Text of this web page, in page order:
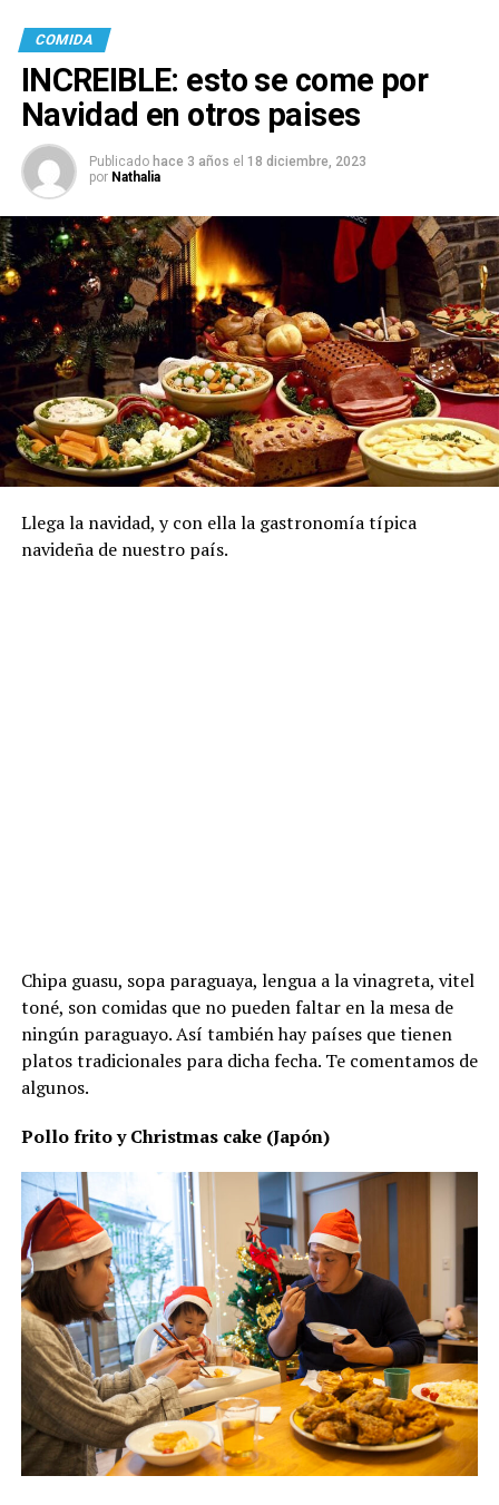
COMIDA
INCREIBLE: esto se come por
Navidad en otros paises
Publicado hace 3 años el 18 diciembre, 2023
por Nathalia
Llega la navidad, y con ella la gastronomía típica
navideña de nuestro país.
Chipa guasu, sopa paraguaya, lengua a la vinagreta, vitel
toné, son comidas que no pueden faltar en la mesa de
ningún paraguayo. Así también hay países que tienen
platos tradicionales para dicha fecha. Te comentamos de
algunos.
Pollo frito y Christmas cake (Japón)